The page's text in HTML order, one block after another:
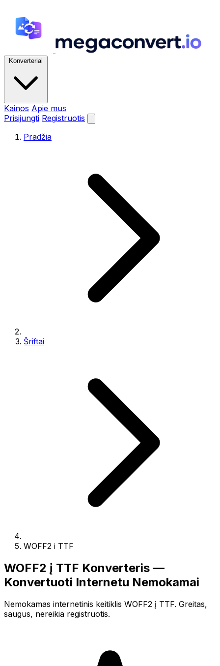
Konverteriai
Kainos Apie mus
Prisijungti Registruotis
Pradžia
Šriftai
WOFF2 i TTF
WOFF2 į TTF Konverteris —
Konvertuoti Internetu Nemokamai
Nemokamas internetinis keitiklis WOFF2 į TTF. Greitas,
saugus, nereikia registruotis.